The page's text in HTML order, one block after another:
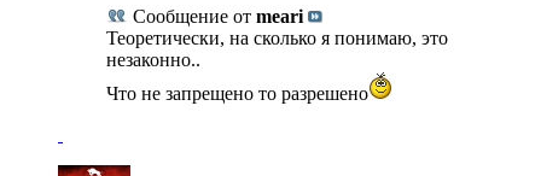
Сообщение от meari
Теоретически, на сколько я понимаю, это
незаконно..
Что не запрещено то разрешено